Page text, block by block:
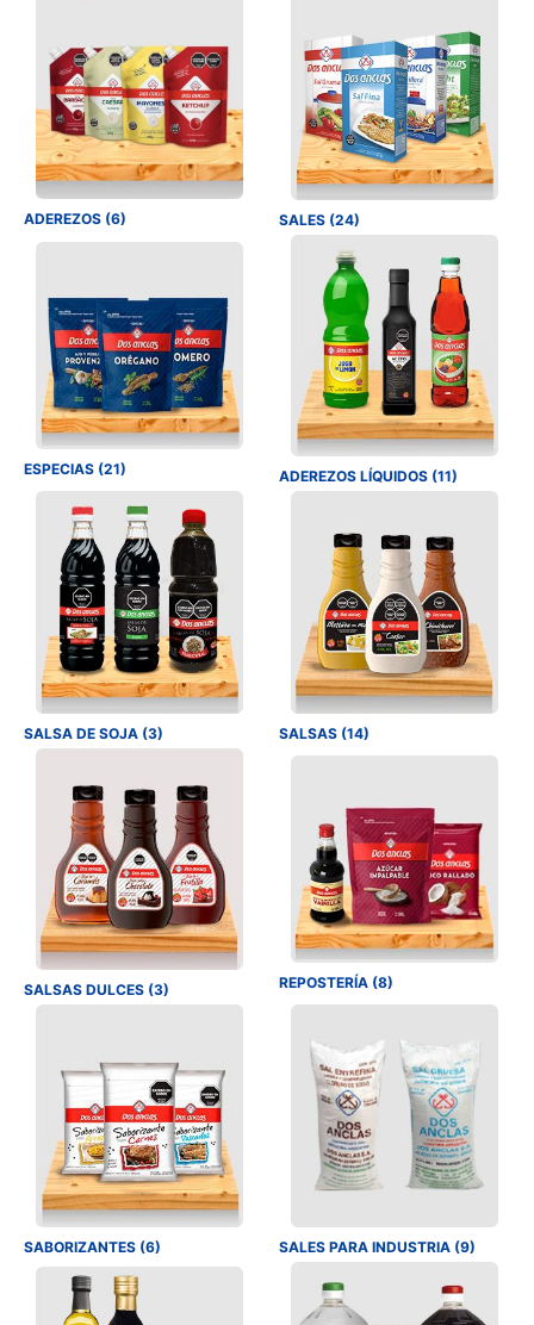
ADEREZOS (6) SALES (24)
ESPECIAS (21) ADEREZOS LÍQUIDOS (11)
SALSA DE SOJA (3) SALSAS (14)
SALSAS DULCES (3) REPOSTERÍA (8)
SABORIZANTES (6) SALES PARA INDUSTRIA (9)